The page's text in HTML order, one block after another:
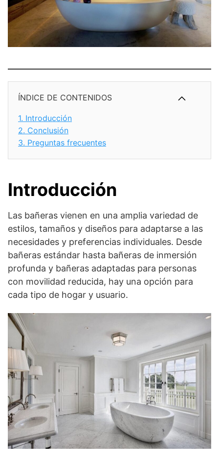
ÍNDICE DE CONTENIDOS
1. Introducción
2. Conclusión
3. Preguntas frecuentes
Introducción
Las bañeras vienen en una amplia variedad de
estilos, tamaños y diseños para adaptarse a las
necesidades y preferencias individuales. Desde
bañeras estándar hasta bañeras de inmersión
profunda y bañeras adaptadas para personas
con movilidad reducida, hay una opción para
cada tipo de hogar y usuario.